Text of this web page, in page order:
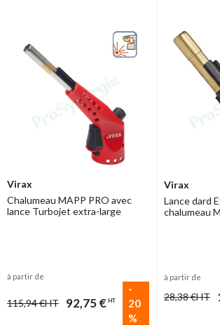
Virax
Chalumeau MAPP PRO avec
lance Turbojet extra-large
à partir de
115,94 €HT 92,75 € HT
-
20
%
Virax
Lance dard
chalumeau
à partir de
28,38 €HT